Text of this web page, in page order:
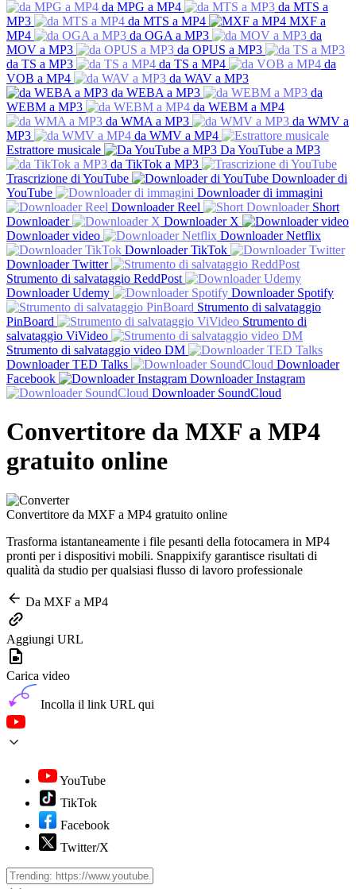
da MPG a MP4
da MTS a
MP3
da MTS a MP4
MXF a
MP4
da OGA a MP3
da
MOV a MP3
da OPUS a MP3
da TS a MP3
da TS a MP4
da
VOB a MP4
da WAV a MP3
da WEBA a MP3
da
WEBM a MP3
da WEBM a MP4
da WMA a MP3
da WMV a
MP3
da WMV a MP4
Estrattore musicale
Da YouTube a MP3
da TikTok a MP3
Trascrizione di YouTube
Downloader di
YouTube
Downloader di immagini
Downloader Reel
Short
Downloader
Downloader X
Downloader video
Downloader Netflix
Downloader TikTok
Downloader Twitter
Strumento di salvataggio ReddPost
Downloader Udemy
Downloader Spotify
Strumento di salvataggio
PinBoard
Strumento di
salvataggio ViVideo
Strumento di salvataggio video DM
Downloader TED Talks
Downloader
Facebook
Downloader Instagram
Downloader SoundCloud
Convertitore da MXF a MP4
gratuito online
Convertitore da MXF a MP4 gratuito online
Trasforma istantaneamente i file pesanti della fotocamera in MP4
pronti per i dispositivi mobili. Snappixify garantisce risultati di
qualità da studio per qualsiasi flusso di lavoro professionale
Da MXF a MP4
Aggiungi URL
Carica video
Incolla il link URL qui
YouTube
TikTok
Facebook
Twitter/X